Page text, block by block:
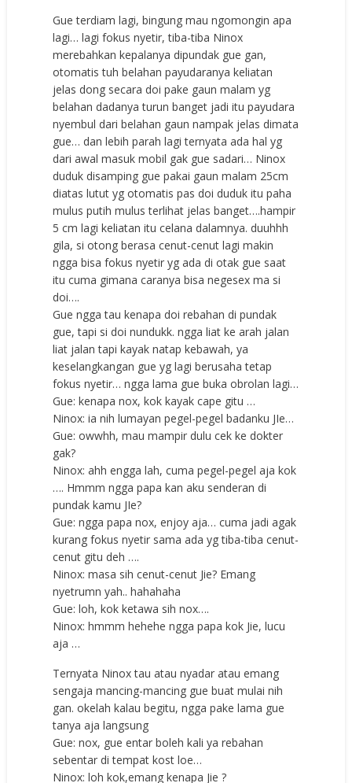
Gue terdiam lagi, bingung mau ngomongin apa
lagi… lagi fokus nyetir, tiba-tiba Ninox
merebahkan kepalanya dipundak gue gan,
otomatis tuh belahan payudaranya keliatan
jelas dong secara doi pake gaun malam yg
belahan dadanya turun banget jadi itu payudara
nyembul dari belahan gaun nampak jelas dimata
gue… dan lebih parah lagi ternyata ada hal yg
dari awal masuk mobil gak gue sadari… Ninox
duduk disamping gue pakai gaun malam 25cm
diatas lutut yg otomatis pas doi duduk itu paha
mulus putih mulus terlihat jelas banget….hampir
5 cm lagi keliatan itu celana dalamnya. duuhhh
gila, si otong berasa cenut-cenut lagi makin
ngga bisa fokus nyetir yg ada di otak gue saat
itu cuma gimana caranya bisa negesex ma si
doi….
Gue ngga tau kenapa doi rebahan di pundak
gue, tapi si doi nundukk. ngga liat ke arah jalan
liat jalan tapi kayak natap kebawah, ya
keselangkangan gue yg lagi berusaha tetap
fokus nyetir… ngga lama gue buka obrolan lagi…
Gue: kenapa nox, kok kayak cape gitu …
Ninox: ia nih lumayan pegel-pegel badanku JIe…
Gue: owwhh, mau mampir dulu cek ke dokter
gak?
Ninox: ahh engga lah, cuma pegel-pegel aja kok
…. Hmmm ngga papa kan aku senderan di
pundak kamu JIe?
Gue: ngga papa nox, enjoy aja… cuma jadi agak
kurang fokus nyetir sama ada yg tiba-tiba cenut-
cenut gitu deh ….
Ninox: masa sih cenut-cenut Jie? Emang
nyetrumn yah.. hahahaha
Gue: loh, kok ketawa sih nox….
Ninox: hmmm hehehe ngga papa kok Jie, lucu
aja …
Ternyata Ninox tau atau nyadar atau emang
sengaja mancing-mancing gue buat mulai nih
gan. okelah kalau begitu, ngga pake lama gue
tanya aja langsung
Gue: nox, gue entar boleh kali ya rebahan
sebentar di tempat kost loe…
Ninox: loh kok,emang kenapa Jie ?